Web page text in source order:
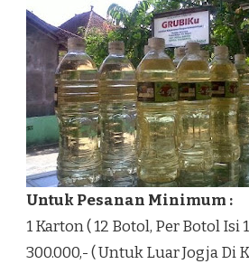
Untuk Pesanan Minimum :
1 Karton ( 12 Botol, Per Botol Isi
300.000,- ( Untuk Luar Jogja Di